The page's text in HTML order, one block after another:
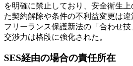
を明確に禁止しており、安全衛生
た契約解除や条件の不利益変更は
フリーランス保護新法の「合わせ
交渉力は格段に強化された。
SES経由の場合の責任所在